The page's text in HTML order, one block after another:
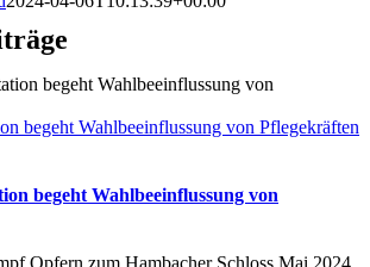
begeht Wahlbeeinflussung von Pflegekräften
begeht Wahlbeeinflussung von